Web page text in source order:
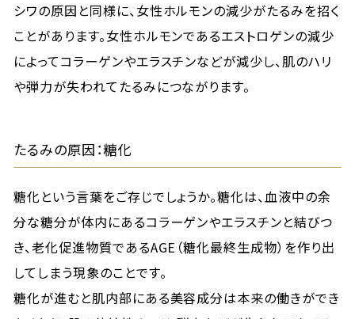
シワの原因と同様に、女性ホルモンの減少がたるみを招く
ことがあります。女性ホルモンであるエストロゲンの減少
によってコラーゲンやエラスチンなどが減少し、肌のハリ
や弾力が失われてたるみにつながります。
たるみの原因：糖化
糖化という言葉をご存じでしょうか。糖化は、血液中の余
分な糖分が体内にあるコラーゲンやエラスチンと結びつ
き、老化促進物質であるAGE（糖化最終生成物）を作り出
してしまう現象のことです。
糖化が進むと肌内部にある美容成分は本来の働きができ